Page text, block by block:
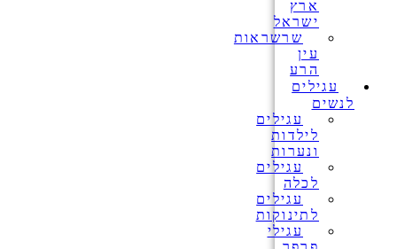
ארץ
ישראל
שרשראות
עין
הרע
עגילים
לנשים
עגילים
לילדות
ונערות
עגילים
לכלה
עגילים
לתינוקות
עגילי